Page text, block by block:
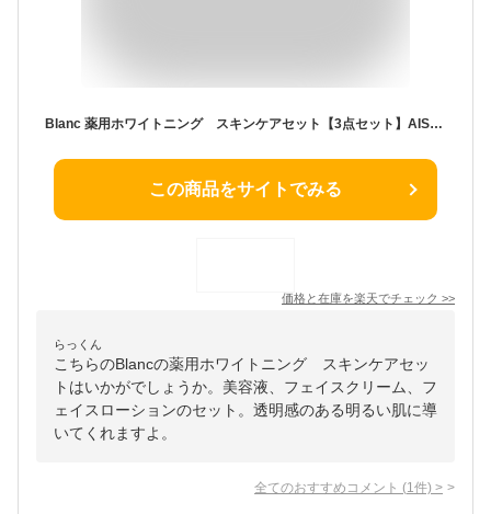
Blanc 薬用ホワイトニング スキンケアセット【3点セット】AISHODO 愛粧堂 Blanc ブラン セット エッセンス(美容液)＆フェイスクリーム＆フェイスローション(化粧水) プレゼント ギフトセット 美白ケア whitening skin care set Blanc2
この商品をサイトでみる
価格と在庫を楽天でチェック >>
らっくん
こちらのBlancの薬用ホワイトニング スキンケアセッ
トはいかがでしょうか。美容液、フェイスクリーム、フ
ェイスローションのセット。透明感のある明るい肌に導
いてくれますよ。
全てのおすすめコメント (1 件) >